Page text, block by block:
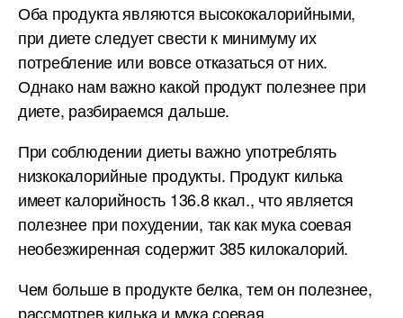
Оба продукта являются высококалорийными,
при диете следует свести к минимуму их
потребление или вовсе отказаться от них.
Однако нам важно какой продукт полезнее при
диете, разбираемся дальше.
При соблюдении диеты важно употреблять
низкокалорийные продукты. Продукт килька
имеет калорийность 136.8 ккал., что является
полезнее при похудении, так как мука соевая
необезжиренная содержит 385 килокалорий.
Чем больше в продукте белка, тем он полезнее,
рассмотрев килька и мука соевая